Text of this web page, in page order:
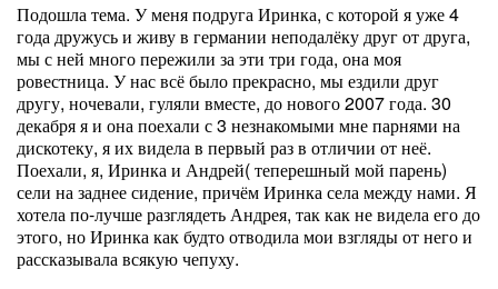
Подошла тема. У меня подруга Иринка, с которой я уже 4
года дружусь и живу в германии неподалёку друг от друга,
мы с ней много пережили за эти три года, она моя
ровестница. У нас всё было прекрасно, мы ездили друг
другу, ночевали, гуляли вместе, до нового 2007 года. 30
декабря я и она поехали с 3 незнакомыми мне парнями на
дискотеку, я их видела в первый раз в отличии от неё.
Поехали, я, Иринка и Андрей( теперешный мой парень)
сели на заднее сидение, причём Иринка села между нами. Я
хотела по-лучше разглядеть Андрея, так как не видела его до
этого, но Иринка как будто отводила мои взгляды от него и
рассказывала всякую чепуху.